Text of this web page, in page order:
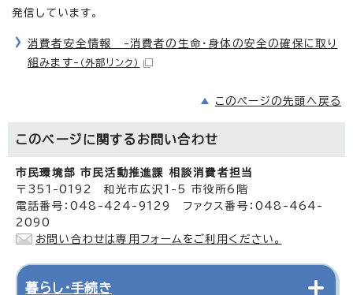
発信しています。
消費者安全情報 -消費者の生命・身体の安全の確保に取り
組みます- （外部リンク）
このページの先頭へ戻る
このページに関する お問い合わせ
市民環境部 市民活動推進課 相談消費者担当
〒351-0192 和光市広沢1-5 市役所6階
電話番号：048-424-9129 ファクス番号：048-464-
2090
お問い合わせは専用フォームをご利用ください。
暮らし・手続き